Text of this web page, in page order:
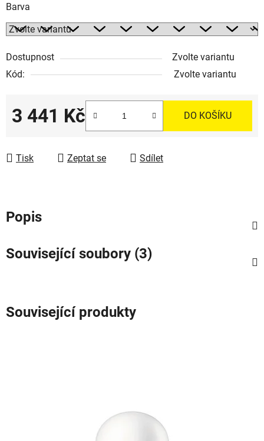
Barva
Dostupnost
Zvolte variantu
Kód:
Zvolte variantu
3 441 Kč DO KOŠÍKU
Tisk Zeptat se Sdílet
Popis
Související soubory (3)
Související produkty